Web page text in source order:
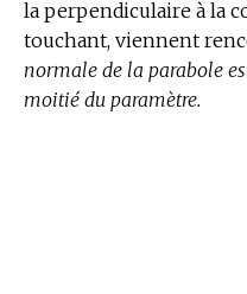
la perpendiculaire à la
touchant, viennent
normale de la parabole
moitié du paramètre.